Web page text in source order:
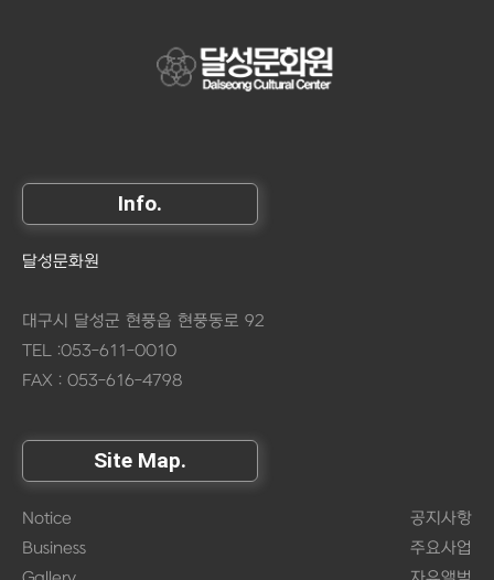
Info.
달성문화원
대구시 달성군 현풍읍 현풍동로 92
TEL :053-611-0010
FAX : 053-616-4798
Site Map.
Notice
공지사항
Business
주요사업